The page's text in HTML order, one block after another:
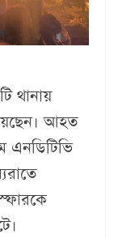
থানায়
আহত
এনডিটিভি